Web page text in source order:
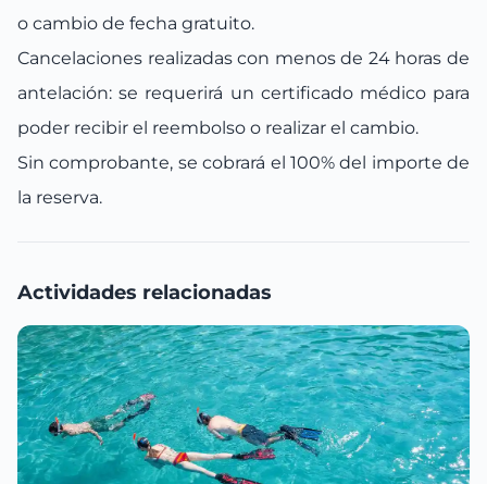
o cambio de fecha gratuito.
Cancelaciones realizadas con menos de 24 horas de
antelación: se requerirá un certificado médico para
poder recibir el reembolso o realizar el cambio.
Sin comprobante, se cobrará el 100% del importe de
la reserva.
Actividades relacionadas